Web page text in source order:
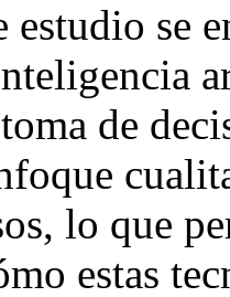
estudio se
de
lo que
estas